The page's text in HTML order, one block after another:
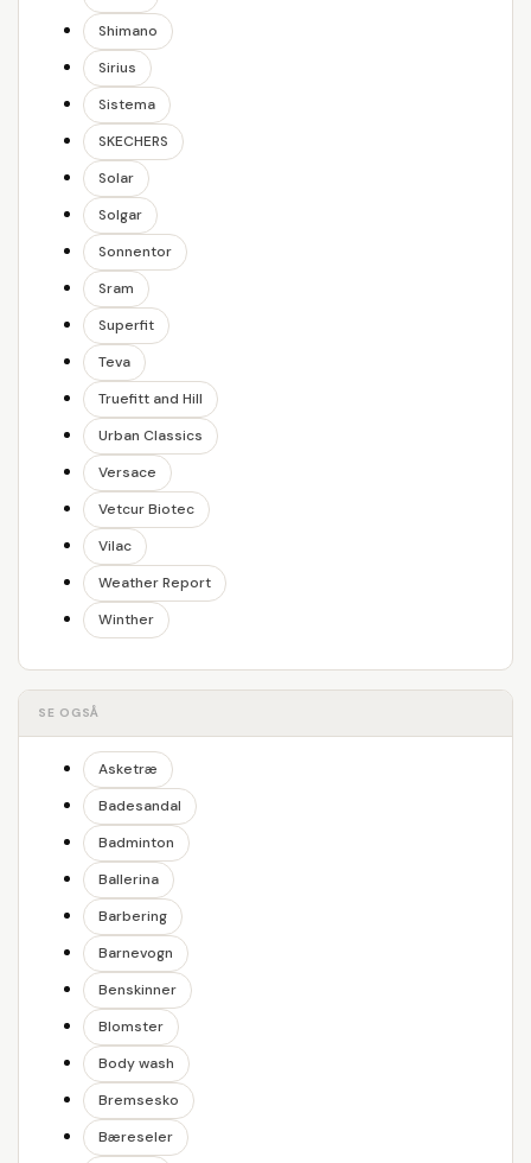
Shimano
Sirius
Sistema
SKECHERS
Solar
Solgar
Sonnentor
Sram
Superfit
Teva
Truefitt and Hill
Urban Classics
Versace
Vetcur Biotec
Vilac
Weather Report
Winther
SE OGSÅ
Asketræ
Badesandal
Badminton
Ballerina
Barbering
Barnevogn
Benskinner
Blomster
Body wash
Bremsesko
Bæreseler